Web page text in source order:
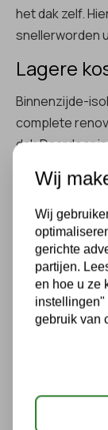
het dak zelf.
snellerworden
Lagere
Binnenzijde-
complete
dak.Daardoor
Na
bewoners
biedt, zijn er
gehouden
Wij
Wij
gerichte
partijen.
en hoe u ze
instellingen"
gebruik van